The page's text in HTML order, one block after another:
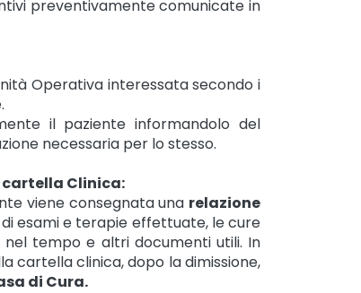
preventivamente comunicate in
Operativa interessata secondo i
il paziente informandolo del
necessaria per lo stesso.
Clinica:
viene consegnata una relazione
esami e terapie effettuate, le cure
tempo e altri documenti utili. In
cartella clinica, dopo la dimissione,
di Cura.